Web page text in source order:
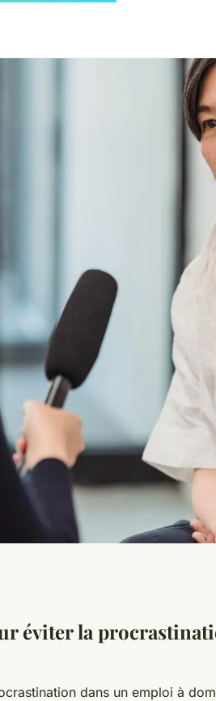
un
éviter la
dans un emploi à